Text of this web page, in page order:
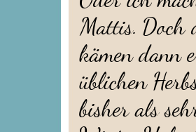
Mattis. Doch
kämen dann
üblichen
bisher als